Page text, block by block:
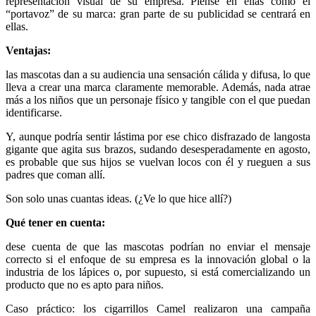
“portavoz” de su marca: gran parte de su publicidad se centrará en
ellas.
Ventajas:
las mascotas dan a su audiencia una sensación cálida y difusa, lo que
lleva a crear una marca claramente memorable. Además, nada atrae
más a los niños que un personaje físico y tangible con el que puedan
identificarse.
Y, aunque podría sentir lástima por ese chico disfrazado de langosta
gigante que agita sus brazos, sudando desesperadamente en agosto,
es probable que sus hijos se vuelvan locos con él y rueguen a sus
padres que coman allí.
Son solo unas cuantas ideas. (¿Ve lo que hice allí?)
Qué tener en cuenta:
dese cuenta de que las mascotas podrían no enviar el mensaje
correcto si el enfoque de su empresa es la innovación global o la
industria de los lápices o, por supuesto, si está comercializando un
producto que no es apto para niños.
Caso práctico: los cigarrillos Camel realizaron una campaña